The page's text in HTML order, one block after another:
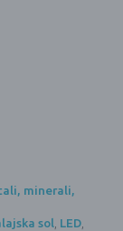
minerali,
sol LED